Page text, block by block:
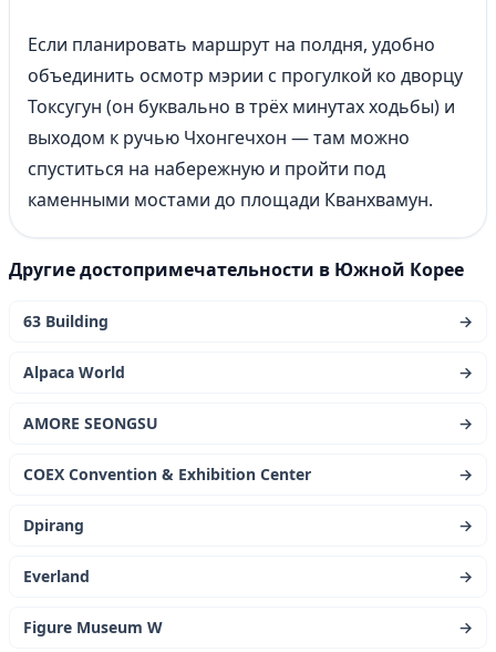
Если планировать маршрут на полдня, удобно
объединить осмотр мэрии с прогулкой ко дворцу
Токсугун (он буквально в трёх минутах ходьбы) и
выходом к ручью Чхонгечхон — там можно
спуститься на набережную и пройти под
каменными мостами до площади Кванхвамун.
Другие достопримечательности в Южной Корее
63 Building →
Alpaca World →
AMORE SEONGSU →
COEX Convention & Exhibition Center →
Dpirang →
Everland →
Figure Museum W →